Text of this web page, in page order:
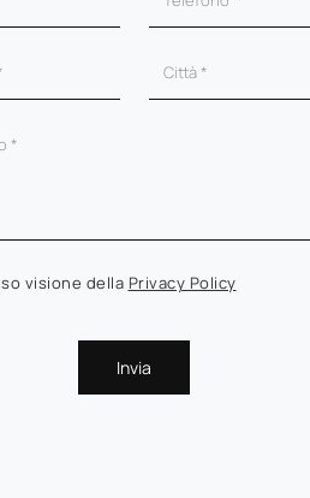
visione della Privacy Policy
Invia